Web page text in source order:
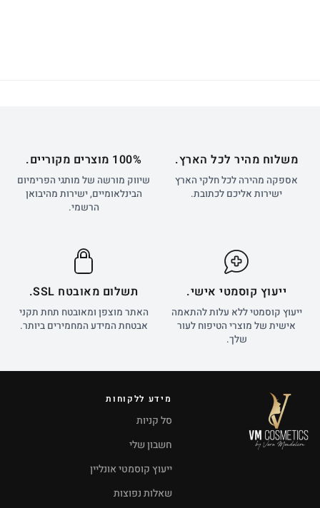
משלוח מהיר לכל הארץ.
אספקה מהירה לכל חלקי הארץ
ישירות אליכם לכתובת.
100% מוצרים מקוריים.
שיווק מורשה של מותגי הפרימיום
הבינלאומיים, ישירות מהיבואן
הרשמי.
ייעוץ קוסמטי אישי.
ייעוץ קוסמטי ללא עלות להתאמה
אישית של מוצרי הטיפוח לעור
שלך.
תשלום מאובטח SSL.
האתר מוצפן ומאובטח תחת תקני
אבטחת המידע המחמירים ביותר.
מידע ללקוחות
סל קניות
חשבון שלי
ייעוץ קוסמטי אונליין
שאלות נפוצות